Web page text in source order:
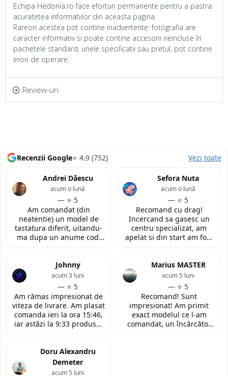
Echipa Hedonia.ro face eforturi permanente pentru a pastra
acuratetea informatiilor din aceasta pagina.
Rareori acestea pot contine inadvertente: fotografia are
caracter informativ si poate contine accesorii neincluse în
pachetele standard, unele specificatii sau pretul, pot contine
erori de operare.
Review-uri
Recenzii Google⭐ 4.9 (752) Vezi toate
Andrei Dăescu
— ⭐ 5
acum o lună
Am comandat (din
neatentie) un model de
tastatura diferit, uitandu-
ma dupa un anume cod.
contactat in urma cererii
de retur si mi-au oferit
modelul potrivit de
tastatura pentru repararea
laptopului. Nu am ce
reprosa! Serviciu prompt si
de incredere!
Sefora Nuta
— ⭐ 5
acum o lună
Recomand cu drag!
Incercand sa gasesc un
centru specializat, am
apelat si din start am fost
fata locului, am fost placut
impresionata de
amabilitatea si priceperea
personalului. Multumesc
tare mult pentru ajutorul
oferit!
Johnny
— ⭐ 5
acum 3 luni
Am rămas impresionat de
viteza de livrare. Am plasat
comanda ieri la ora 15:46,
iar astăzi la 9:33 produsul
exact conform descrierii,
ambalată corespunzător și
la un preț foarte
Marius MASTER
— ⭐ 5
acum 5 luni
Recomand! Sunt
impresionat! Am primit
exact modelul ce l-am
comandat, un încărcător
Doru Alexandru
Demeter
acum 5 luni